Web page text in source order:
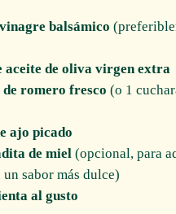
balsámico
aceite de oliva virgen extra
romero fresco (o 1
ajo picado
de miel (opcional, para
sabor más dulce)
al gusto